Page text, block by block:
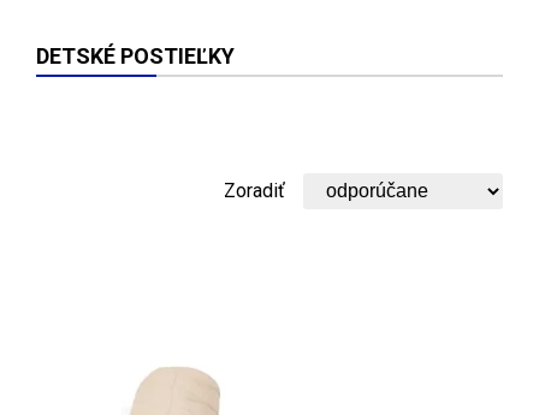
DETSKÉ POSTIEĽKY
Zoradiť